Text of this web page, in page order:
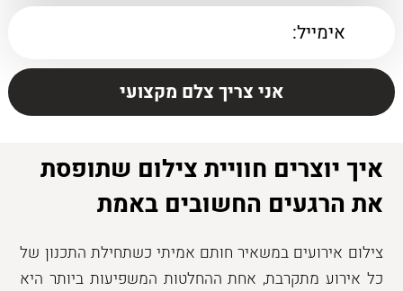
איך יוצרים חוויית צילום שתופסת
את הרגעים החשובים באמת
צילום אירועים במשאיר חותם אמיתי כשתחילת התכנון של
כל אירוע מתקרבת, אחת ההחלטות המשפיעות ביותר היא